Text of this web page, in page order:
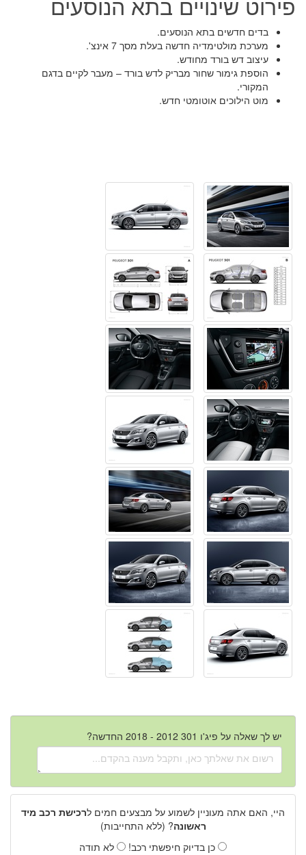
בדים חדשים בתא הנוסעים.
מערכת מולטימדיה חדשה בעלת מסך 7 אינצ'.
עיצוב דש בורד מחודש.
הוספת גימור שחור מבריק לדש בורד – מעבר לקיים בדגם
המקורי.
מוט הילוכים אוטומטי חדש.
יש לך שאלה על פיג'ו 301 2012 - 2018 החדשה?
היי, האם אתה מעוניין לשמוע על מבצעים חמים לרכישת רכב מיד
ראשונה? (ללא התחייבות)
כן בדיוק חיפשתי רכב!
לא תודה